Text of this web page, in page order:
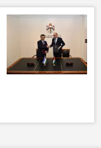
Камбағалликни қисқартириш ва бандлик вазирлиги